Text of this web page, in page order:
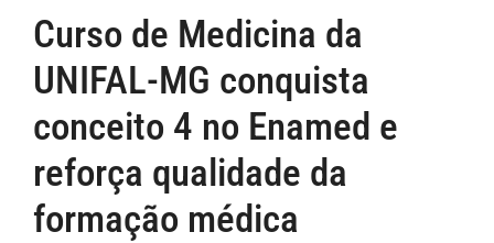
Curso de Medicina da
UNIFAL-MG conquista
conceito 4 no Enamed e
reforça qualidade da
formação médica